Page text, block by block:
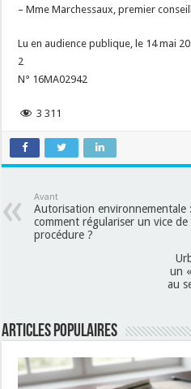
– Mme Marchessaux, premier
Lu en audience publique, le 14 mai
2
N° 16MA02942
3 311
Avant
Autorisation environnementale :
comment régulariser un vice de
procédure ?
un
au
Articles populaires